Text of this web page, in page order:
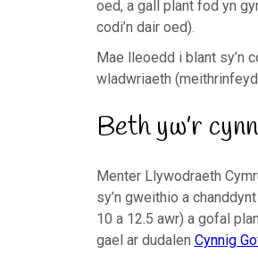
oed, a gall plant fod yn
codi’n dair oed).
Mae lleoedd i blant sy’n
wladwriaeth
Beth yw’r
Menter Llywodraeth
sy’n gweithio a
10 a 12.5 awr) a gofal
gael ar dudalen Cynnig